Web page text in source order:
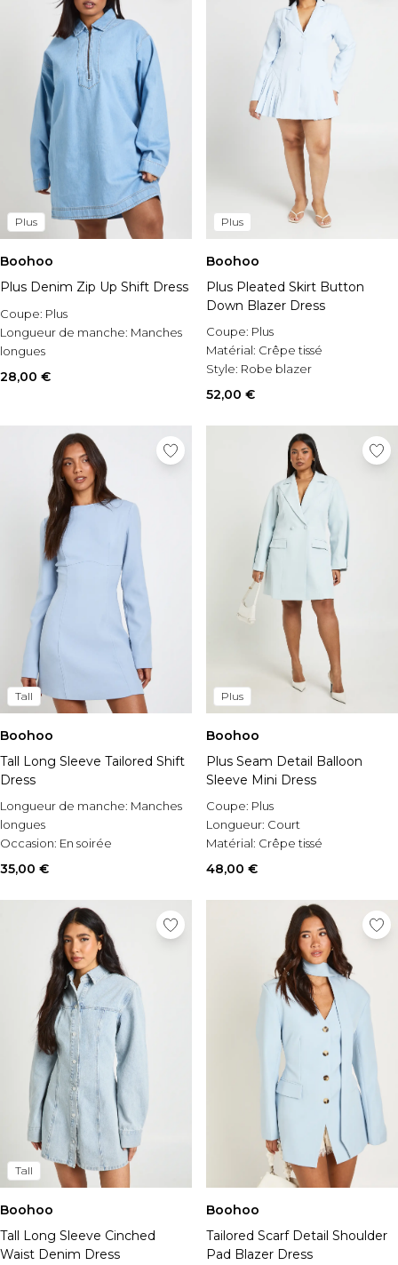
Plus
Boohoo
Plus Denim Zip Up Shift Dress
Coupe: Plus
Longueur de manche: Manches
longues
Occasion:
28,00 €
Plus
Boohoo
Plus Pleated Skirt Button
Down Blazer Dress
Coupe: Plus
Matérial: Crêpe tissé
Style: Robe blazer
52,00 €
Tall
Boohoo
Tall Long Sleeve Tailored Shift
Dress
Longueur de manche: Manches
longues
Occasion: En soirée
Style: Robe de tailleur
35,00 €
Plus
Boohoo
Plus Seam Detail Balloon
Sleeve Mini Dress
Coupe: Plus
Longueur: Court
Matérial: Crêpe tissé
48,00 €
Tall
Boohoo
Tall Long Sleeve Cinched
Waist Denim Dress
Boohoo
Tailored Scarf Detail Shoulder
Pad Blazer Dress